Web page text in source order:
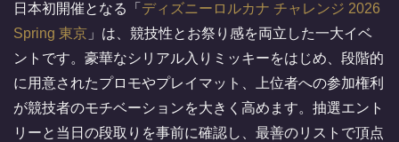
日本初開催となる「 ディズニーロルカナ チャレンジ 2026
Spring 東京 」は、競技性とお祭り感を両立した一大イベ
ントです。豪華なシリアル入りミッキーをはじめ、段階的
に用意されたプロモやプレイマット、上位者への参加権利
が競技者のモチベーションを大きく高めます。抽選エント
リーと当日の段取りを事前に確認し、最善のリストで頂点